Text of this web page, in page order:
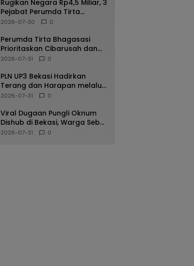
Rugikan Negara Rp4,5 Miliar, 3
Pejabat Perumda Tirta
Bhagasasi Ditahan Kejari
2026-07-30 0
Perumda Tirta Bhagasasi
Prioritaskan Cibarusah dan
Bojongmangu dalam
2026-07-31 0
PLN UP3 Bekasi Hadirkan
Terang dan Harapan melalui
Program Light Up The Dream
2026-07-31 0
Viral Dugaan Pungli Oknum
Dishub di Bekasi, Warga Sebut
Praktik Diduga Sudah
2026-07-31 0